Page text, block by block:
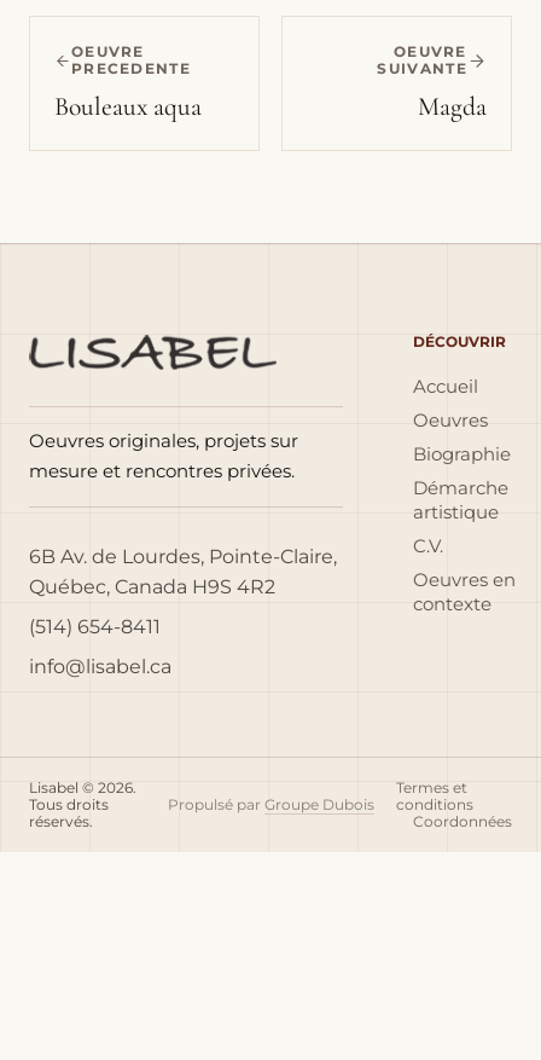
OEUVRE
PRECEDENTE
Bouleaux aqua
OEUVRE
SUIVANTE
Magda
Oeuvres originales, projets sur
mesure et rencontres privées.
6B Av. de Lourdes, Pointe-Claire,
Québec, Canada H9S 4R2
(514) 654-8411
info@lisabel.ca
DÉCOUVRIR
Accueil
Oeuvres
Biographie
Démarche
artistique
C.V.
Oeuvres en
contexte
Lisabel © 2026.
Tous droits
réservés.
Propulsé par Groupe Dubois
Termes et
conditions
Coordonnées